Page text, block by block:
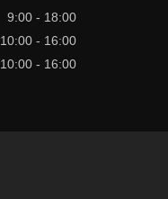
9:00 - 18:00
10:00 - 16:00
10:00 - 16:00